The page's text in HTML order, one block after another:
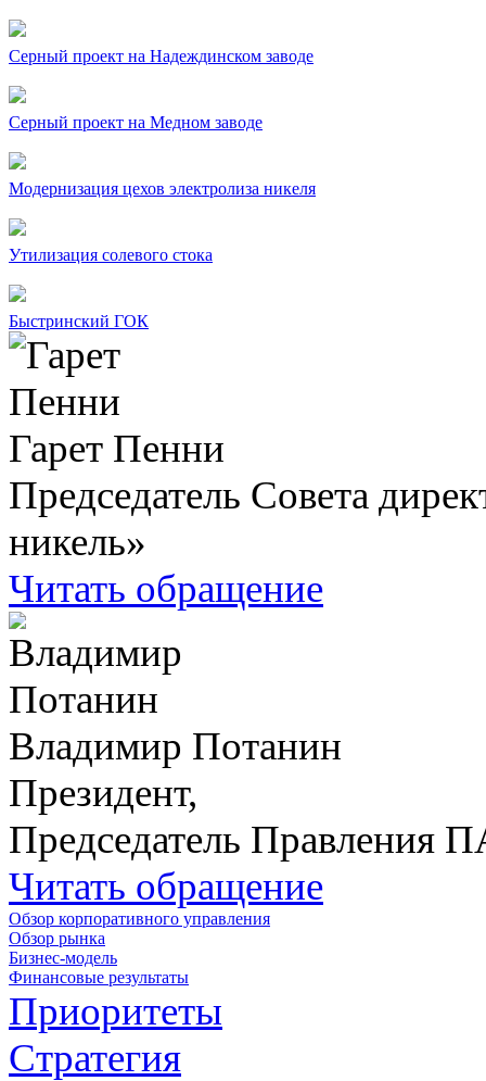
Серный проект на Надеждинском заводе
Серный проект на Медном заводе
Модернизация цехов электролиза никеля
Утилизация солевого стока
Быстринский ГОК
Гарет Пенни
Председатель Совета
никель»
Читать обращение
Владимир Потанин
Президент,
Председатель Правления
Читать обращение
Обзор корпоративного управления
Обзор рынка
Бизнес-модель
Финансовые результаты
Приоритеты
Стратегия